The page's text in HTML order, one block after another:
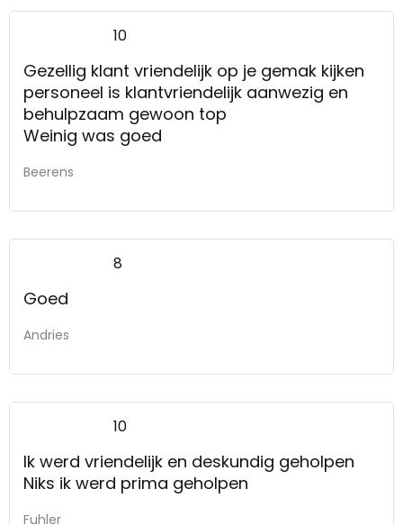
10
Gezellig klant vriendelijk op je gemak kijken
personeel is klantvriendelijk aanwezig en
behulpzaam gewoon top
Weinig was goed
Beerens
8
Goed
Andries
10
Ik werd vriendelijk en deskundig geholpen
Niks ik werd prima geholpen
Fuhler